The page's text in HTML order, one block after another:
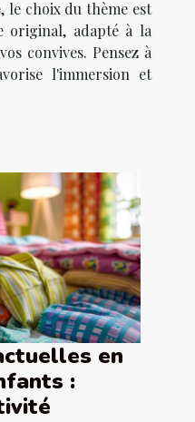
le choix du thème est
adapté à la
convives. Pensez à
l'immersion et
en
: